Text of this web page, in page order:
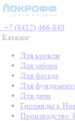
+7 (8412) 466-840
Каталог
Для кровли
Для забора
Для фасада
Для
Для дачи
Гирлянды к
Производство